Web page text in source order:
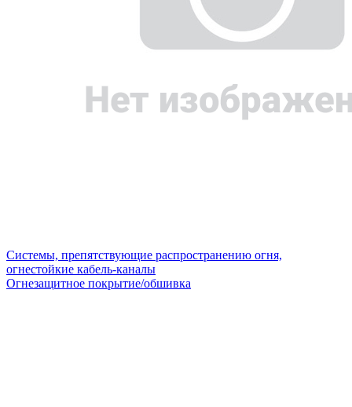
Системы, препятствующие распространению огня,
огнестойкие кабель-каналы
Огнезащитное покрытие/обшивка